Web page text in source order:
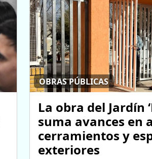
OBRAS PÚBLICAS
La obra del Jardín
suma avances en
cerramientos y
exteriores